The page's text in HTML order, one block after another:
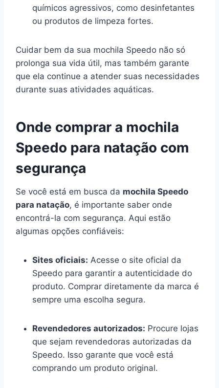
químicos agressivos, como desinfetantes
ou produtos de limpeza fortes.
Cuidar bem da sua mochila Speedo não só
prolonga sua vida útil, mas também garante
que ela continue a atender suas necessidades
durante suas atividades aquáticas.
Onde comprar a mochila
Speedo para natação com
segurança
Se você está em busca da mochila Speedo
para natação, é importante saber onde
encontrá-la com segurança. Aqui estão
algumas opções confiáveis:
Sites oficiais: Acesse o site oficial da
Speedo para garantir a autenticidade do
produto. Comprar diretamente da marca é
sempre uma escolha segura.
Revendedores autorizados: Procure lojas
que sejam revendedoras autorizadas da
Speedo. Isso garante que você está
comprando um produto original.